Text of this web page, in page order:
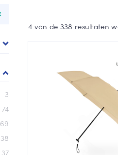
4 van de 338 resultaten
74
69
38
37
3